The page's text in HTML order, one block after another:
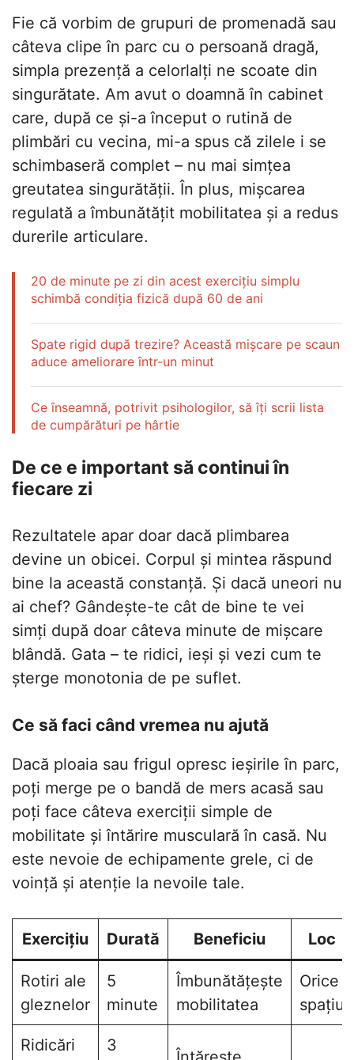
Fie că vorbim de grupuri de promenadă sau
câteva clipe în parc cu o persoană dragă,
simpla prezență a celorlalți ne scoate din
singurătate. Am avut o doamnă în cabinet
care, după ce și-a început o rutină de
plimbări cu vecina, mi-a spus că zilele i se
schimbaseră complet – nu mai simțea
greutatea singurătății. În plus, mișcarea
regulată a îmbunătățit mobilitatea și a redus
durerile articulare.
20 de minute pe zi din acest exercițiu simplu
schimbă condiția fizică după 60 de ani
Spate rigid după trezire? Această mișcare pe scaun
aduce ameliorare într-un minut
Ce înseamnă, potrivit psihologilor, să îți scrii lista
de cumpărături pe hârtie
De ce e important să continui în
fiecare zi
Rezultatele apar doar dacă plimbarea
devine un obicei. Corpul și mintea răspund
bine la această constanță. Și dacă uneori nu
ai chef? Gândește-te cât de bine te vei
simți după doar câteva minute de mișcare
blândă. Gata – te ridici, ieși și vezi cum te
șterge monotonia de pe suflet.
Ce să faci când vremea nu ajută
Dacă ploaia sau frigul opresc ieșirile în parc,
poți merge pe o bandă de mers acasă sau
poți face câteva exerciții simple de
mobilitate și întărire musculară în casă. Nu
este nevoie de echipamente grele, ci de
voință și atenție la nevoile tale.
Exercițiu Durată Beneficiu Loc
Rotiri ale
gleznelor
5
minute
Îmbunătățește
mobilitatea
Orice
spațiu
Ridicări
3